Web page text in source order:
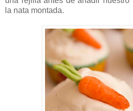
la nata montada.